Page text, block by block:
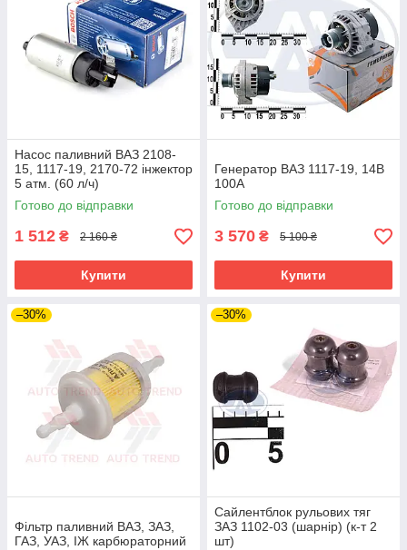
Насос паливний ВАЗ 2108-
15, 1117-19, 2170-72 інжектор
5 атм. (60 л/ч)
Готово до відправки
1 512 ₴ 2 160 ₴
Купити
Генератор ВАЗ 1117-19, 14В
100А
Готово до відправки
3 570 ₴ 5 100 ₴
Купити
–30%
Фільтр паливний ВАЗ, ЗАЗ,
ГАЗ, УАЗ, ІЖ карбюраторний
–30%
Сайлентблок рульових тяг
ЗАЗ 1102-03 (шарнір) (к-т 2
шт)